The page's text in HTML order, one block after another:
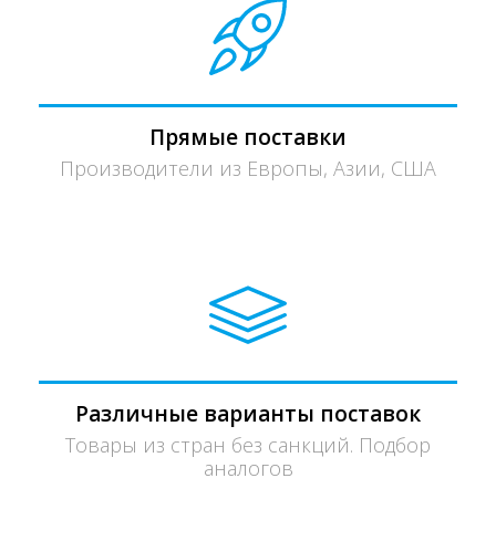
Прямые поставки
Производители из Европы, Азии, США
Различные варианты поставок
Товары из стран без санкций. Подбор
аналогов